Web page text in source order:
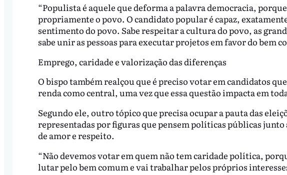
“Populista é aquele que deforma a palavra democracia,
propriamente o povo. O candidato popular é capaz,
sentimento do povo. Sabe respeitar a cultura do povo, as
sabe unir as pessoas para executar projetos em favor do bem
Emprego, caridade e valorização das diferenças
O bispo também realçou que é preciso votar em candidatos
renda como central, uma vez que essa questão impacta em
Segundo ele, outro tópico que precisa ocupar a pauta das
representadas por figuras que pensem políticas públicas
de amor e respeito.
“Não devemos votar em quem não tem caridade política,
lutar pelo bem comum e vai trabalhar pelos próprios